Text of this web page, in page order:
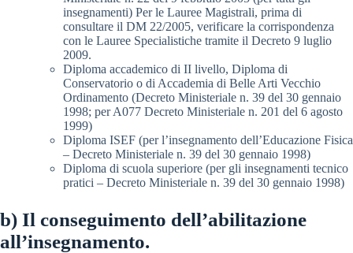
insegnamenti) Per le Lauree Magistrali, prima di
consultare il DM 22/2005, verificare la corrispondenza
con le Lauree Specialistiche tramite il Decreto 9 luglio
2009.
Diploma accademico di II livello, Diploma di
Conservatorio o di Accademia di Belle Arti Vecchio
Ordinamento (Decreto Ministeriale n. 39 del 30 gennaio
1998; per A077 Decreto Ministeriale n. 201 del 6 agosto
1999)
Diploma ISEF (per l’insegnamento dell’Educazione Fisica
– Decreto Ministeriale n. 39 del 30 gennaio 1998)
Diploma di scuola superiore (per gli insegnamenti tecnico
pratici – Decreto Ministeriale n. 39 del 30 gennaio 1998)
b) Il conseguimento dell’abilitazione
all’insegnamento.